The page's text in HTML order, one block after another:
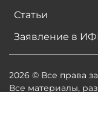
Статьи
Заявление в
2026 © Все права
Все материалы,